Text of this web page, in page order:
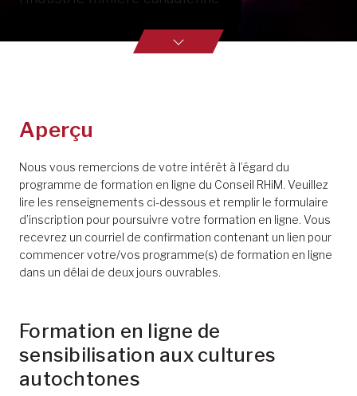
Aperçu
Nous vous remercions de votre intérêt à l’égard du
programme de formation en ligne du Conseil RHiM. Veuillez
lire les renseignements ci-dessous et remplir le formulaire
d’inscription pour poursuivre votre formation en ligne. Vous
recevrez un courriel de confirmation contenant un lien pour
commencer votre/vos programme(s) de formation en ligne
dans un délai de deux jours ouvrables.
Formation en ligne de
sensibilisation aux cultures
autochtones